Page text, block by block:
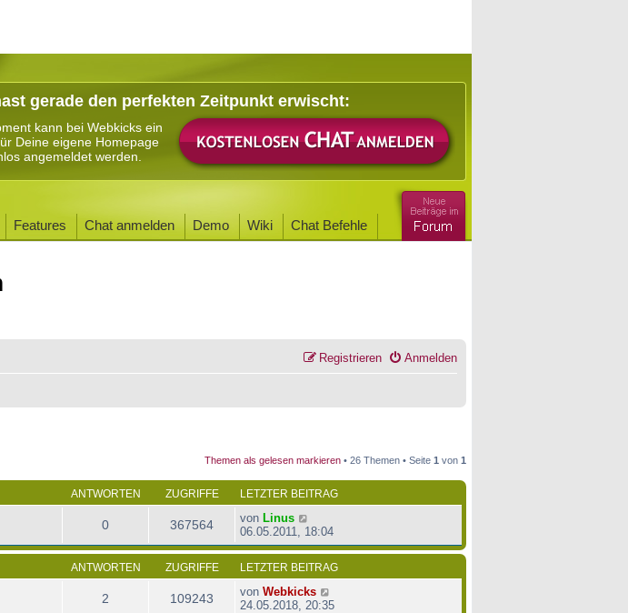
gerade den perfekten Zeitpunkt erwischt:
kann bei Webkicks ein
Deine eigene Homepage
angemeldet werden.
Features Chat anmelden Demo Wiki Chat Befehle
Anmelden
Registrieren
Themen als gelesen markieren • 26 Themen • Seite 1 von 1
ANTWORTEN ZUGRIFFE LETZTER BEITRAG
0 367564 von Linus
06.05.2011, 18:04
ANTWORTEN ZUGRIFFE LETZTER BEITRAG
2 109243 von Webkicks
24.05.2018, 20:35